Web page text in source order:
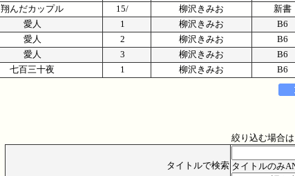
翔んだカップル 15/ 柳沢きみお 新書
愛人 1 柳沢きみお B6
愛人 2 柳沢きみお B6
愛人 3 柳沢きみお B6
七百三十夜 1 柳沢きみお B6
絞り込む場合
タイトルで検索 タイトルのみ